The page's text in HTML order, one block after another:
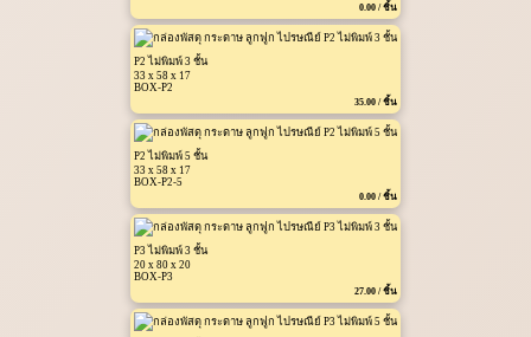
0.00 / ชิ้น
P2 ไม่พิมพ์ 3 ชั้น
33 x 58 x 17
BOX-P2
35.00 / ชิ้น
P2 ไม่พิมพ์ 5 ชั้น
33 x 58 x 17
BOX-P2-5
0.00 / ชิ้น
P3 ไม่พิมพ์ 3 ชั้น
20 x 80 x 20
BOX-P3
27.00 / ชิ้น